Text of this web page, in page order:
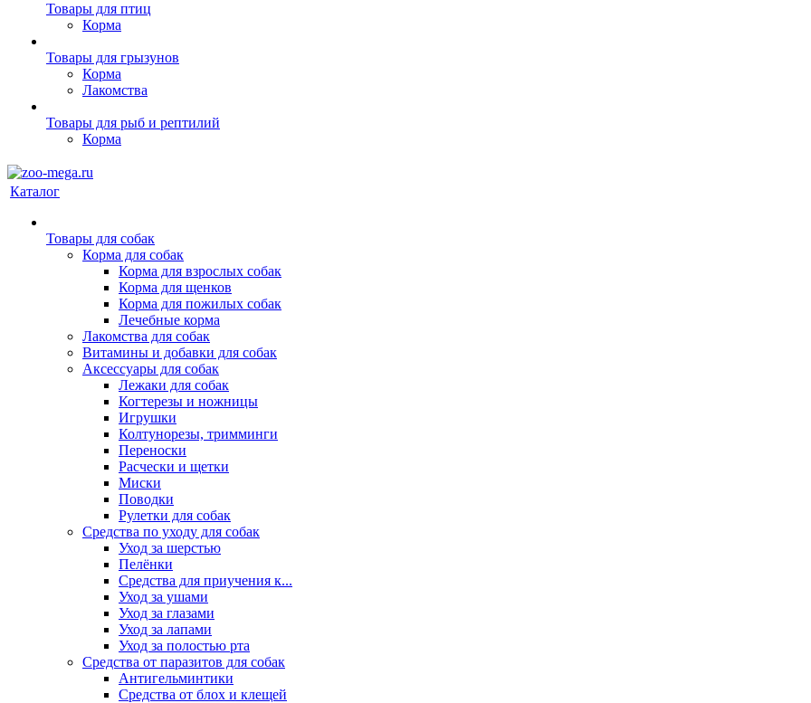
Товары для птиц
Корма
Товары для грызунов
Корма
Лакомства
Товары для рыб и рептилий
Корма
Каталог
Товары для собак
Корма для собак
Корма для взрослых собак
Корма для щенков
Корма для пожилых собак
Лечебные корма
Лакомства для собак
Витамины и добавки для собак
Аксессуары для собак
Лежаки для собак
Когтерезы и ножницы
Игрушки
Колтунорезы, тримминги
Переноски
Расчески и щетки
Миски
Поводки
Рулетки для собак
Средства по уходу для собак
Уход за шерстью
Пелёнки
Средства для приучения к...
Уход за ушами
Уход за глазами
Уход за лапами
Уход за полостью рта
Средства от паразитов для собак
Антигельминтики
Средства от блох и клещей